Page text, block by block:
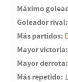
Máximo
Goleador rival:
Más partidos:
Mayor victoria:
Mayor derrota:
Más repetido: